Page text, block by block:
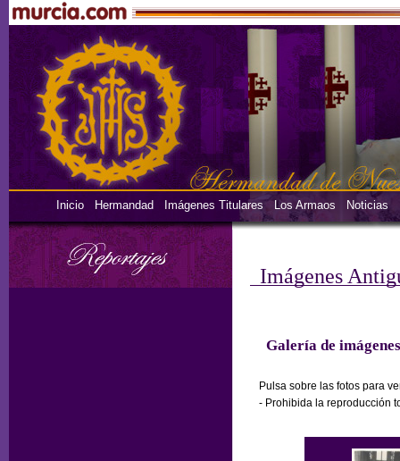
Inicio Hermandad Imágenes Titulares Los Armaos Noticias
Imágenes
Galería de imágenes
Pulsa sobre las fotos para
- Prohibida la reproducción